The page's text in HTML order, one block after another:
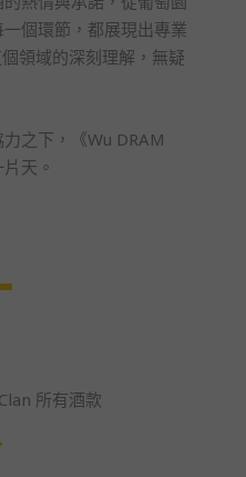
個環節，都展現出專業
領域的深刻理解，無疑
之下，《Wu DRAM
天。
所有酒款